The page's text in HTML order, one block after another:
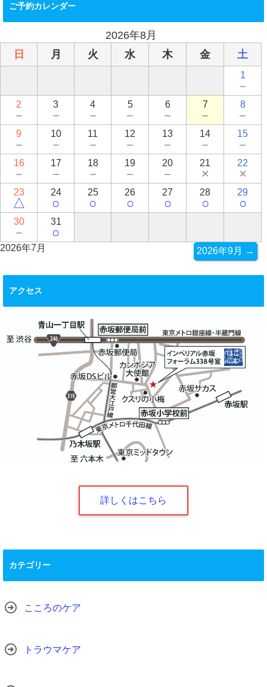
ご予約カレンダー
2026年8月
日
月 火 水 木 金 土
1
－
2
－
3
－
4
－
5
－
6
－
7
－
8
－
9
－
10
－
11
－
12
－
13
－
14
－
15
－
16
－
17
－
18
－
19
－
20
－
21
×
22
×
23
△
24
○
25
○
26
○
27
○
28
○
29
○
30
－
31
○
2026年7月 2026年9月 →
アクセス
詳しくはこちら
カテゴリー
こころのケア
トラウマケア